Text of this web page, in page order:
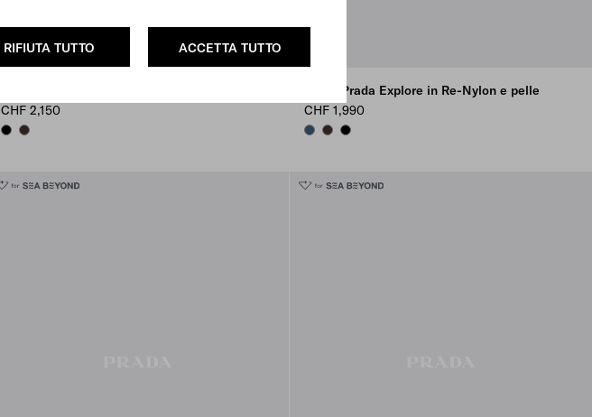
ACCETTA TUTTO
RIFIUTA TUTTO
CHF 2,150
BLACKSIENNA
Borsa Prada Explore in Re-Nylon e pelle
CHF 1,990
AVIATION BLUE
SIENNABLACK